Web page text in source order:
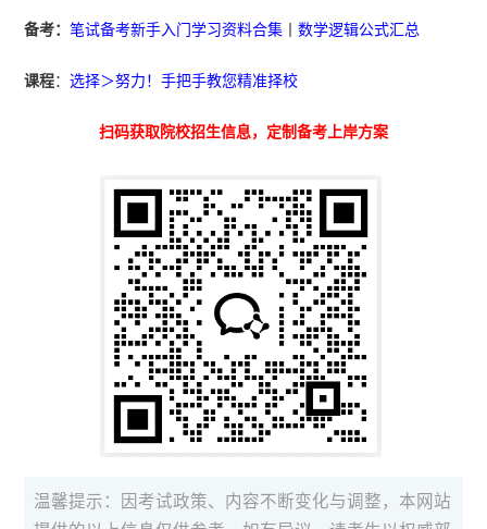
备考：笔试备考新手入门学习资料合集 丨数学逻辑公式汇总
课程：选择＞努力！手把手教您精准择校
扫码获取院校招生信息，定制备考上岸方案
温馨提示：因考试政策、内容不断变化与调整，本网站